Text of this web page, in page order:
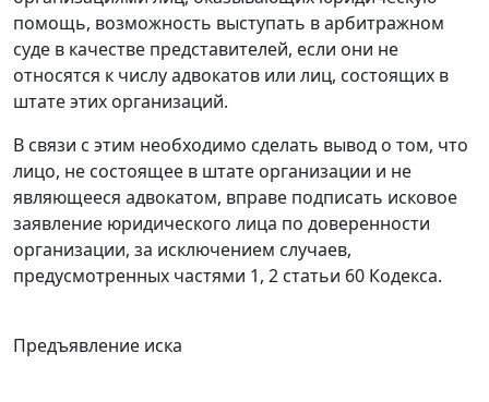
помощь, возможность выступать в арбитражном
суде в качестве представителей, если они не
относятся к числу адвокатов или лиц, состоящих в
штате этих организаций.
В связи с этим необходимо сделать вывод о том, что
лицо, не состоящее в штате организации и не
являющееся адвокатом, вправе подписать исковое
заявление юридического лица по доверенности
организации, за исключением случаев,
предусмотренных частями 1, 2 статьи 60 Кодекса.
Предъявление иска